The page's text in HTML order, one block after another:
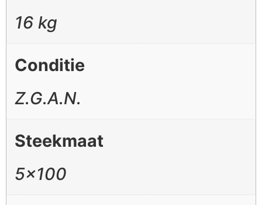
16 kg
Conditie
Z.G.A.N.
Steekmaat
5×100